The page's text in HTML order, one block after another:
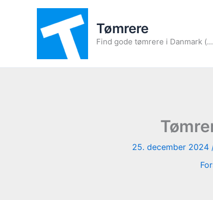
Tømrere
Find gode tømrere i Danmark
25. december 2024